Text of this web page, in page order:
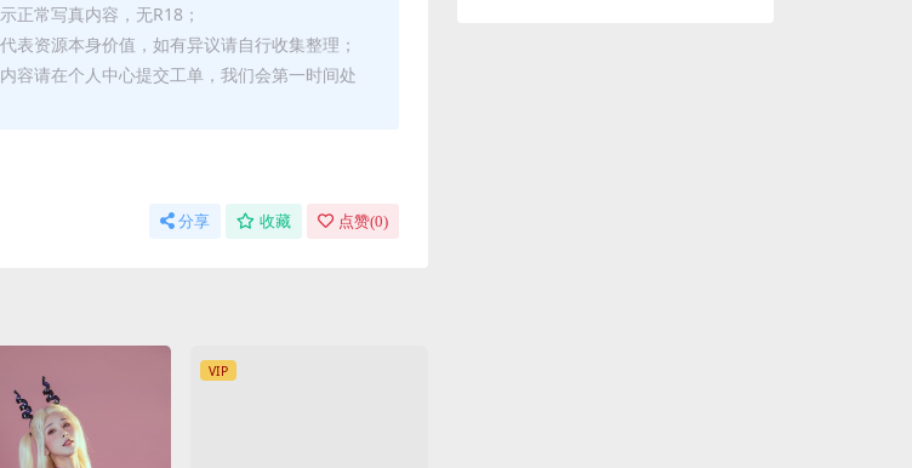
正常写真内容，无R18；
表资源本身价值，如有异议请自行收集整理；
容请在个人中心提交工单，我们会第一时间处
分享 收藏 点赞(0)
VIP